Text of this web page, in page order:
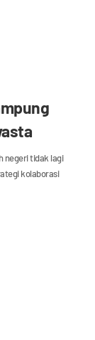
negeri tidak lagi
kolaborasi